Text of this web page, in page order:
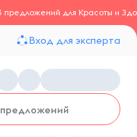
предложений для Красоты и
Вход для эксперта